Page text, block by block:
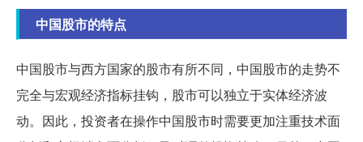
中国股市的特点
中国股市与西方国家的股市有所不同，中国股市的走势不
完全与宏观经济指标挂钩，股市可以独立于实体经济波
动。因此，投资者在操作中国股市时需要更加注重技术面